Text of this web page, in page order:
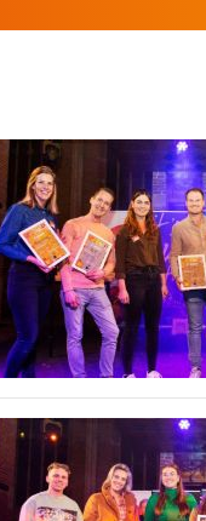
AVG VBW
VBW
ZZP
Omzet